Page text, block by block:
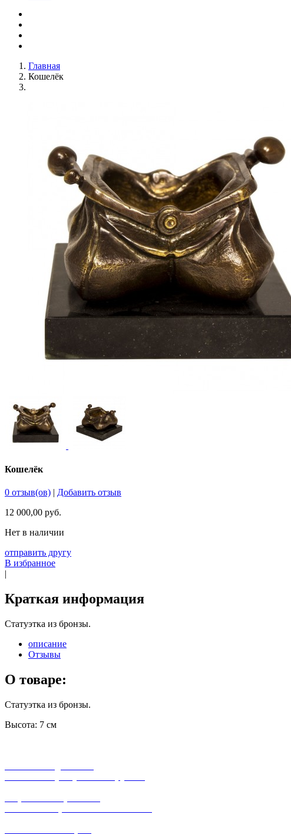
Главная
Кошелёк
Кошелёк
0 отзыв(ов) | Добавить отзыв
12 000,00 руб.
Нет в наличии
отправить другу
В избранное
|
Краткая информация
Статуэтка из бронзы.
описание
Отзывы
О товаре:
Статуэтка из бронзы.
Высота: 7 см